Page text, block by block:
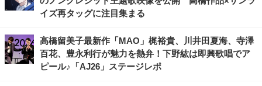
イズ再タッグに注目集まる
高橋留美子最新作「MAO」梶裕貴、川井田夏海、寺澤
百花、豊永利行が魅力を熱弁！下野紘は即興歌唱でア
ピール♪「AJ26」ステージレポ